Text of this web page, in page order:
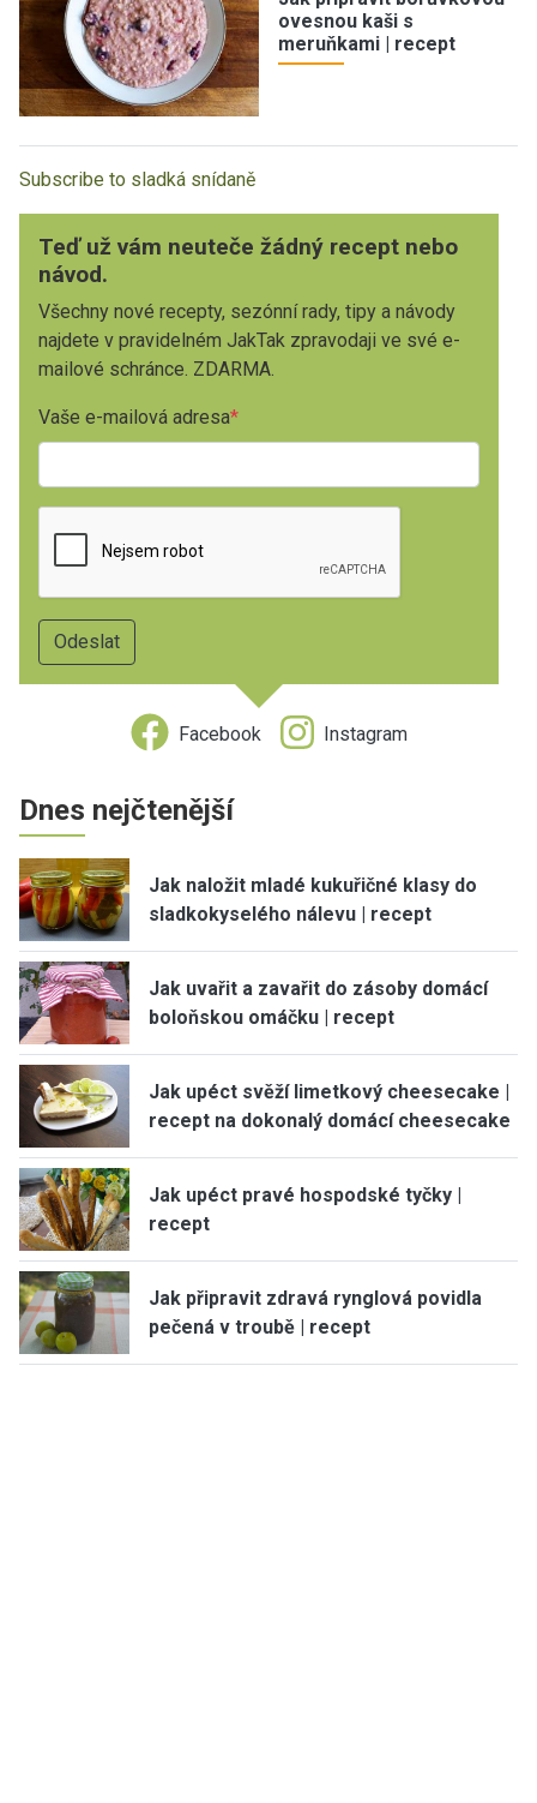
ovesnou kaši s
meruňkami | recept
Subscribe to sladká snídaně
Teď už vám neuteče žádný recept nebo
návod.
Všechny nové recepty, sezónní rady, tipy a návody
najdete v pravidelném JakTak zpravodaji ve své e-
mailové schránce. ZDARMA.
Vaše e-mailová adresa
Facebook Instagram
Dnes nejčtenější
Jak naložit mladé kukuřičné klasy do
sladkokyselého nálevu | recept
Jak uvařit a zavařit do zásoby domácí
boloňskou omáčku | recept
Jak upéct svěží limetkový cheesecake |
recept na dokonalý domácí cheesecake
Jak upéct pravé hospodské tyčky |
recept
Jak připravit zdravá rynglová povidla
pečená v troubě | recept